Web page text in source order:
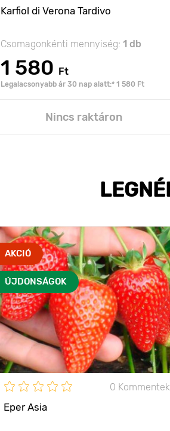
Karfiol di Verona Tardivo
Csomagonkénti mennyiség: 1 db
1 580 Ft
Legalacsonyabb ár 30 nap alatt:* 1 580 Ft
Nincs raktáron
AKCIÓ
ÚJDONSÁGOK
0 Kommentek
Eper Asia